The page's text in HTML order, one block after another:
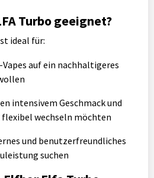
Turbo geeignet?
ideal für:
auf ein nachhaltigeres
intensivem Geschmack und
wechseln möchten
und benutzerfreundliches
suchen